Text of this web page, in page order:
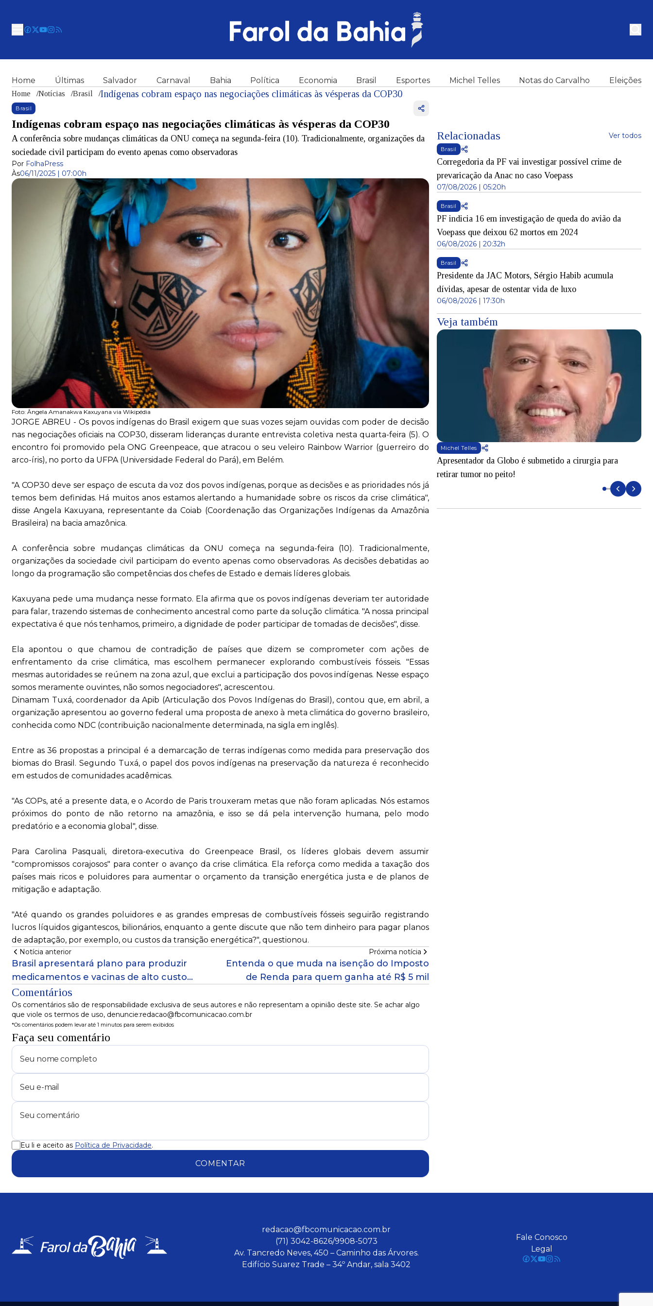
Home Últimas Salvador Carnaval Bahia Política Economia Brasil Esportes Michel Telles Notas do Carvalho Eleições
Home /Notícias /Brasil /Indígenas cobram espaço nas negociações climáticas às vésperas da COP30
Brasil
Indígenas cobram espaço nas negociações climáticas às vésperas da COP30
A conferência sobre mudanças climáticas da ONU começa na segunda-feira (10). Tradicionalmente, organizações da
sociedade civil participam do evento apenas como observadoras
Por FolhaPress
Às06/11/2025 | 07:00h
Foto: Ângela Amanakwa Kaxuyana via Wikipédia
JORGE ABREU - Os povos indígenas do Brasil exigem que suas vozes sejam ouvidas com poder de decisão
nas negociações oficiais na COP30, disseram lideranças durante entrevista coletiva nesta quarta-feira (5). O
encontro foi promovido pela ONG Greenpeace, que atracou o seu veleiro Rainbow Warrior (guerreiro do
arco-íris), no porto da UFPA (Universidade Federal do Pará), em Belém.
"A COP30 deve ser espaço de escuta da voz dos povos indígenas, porque as decisões e as prioridades nós já
temos bem definidas. Há muitos anos estamos alertando a humanidade sobre os riscos da crise climática",
disse Angela Kaxuyana, representante da Coiab (Coordenação das Organizações Indígenas da Amazônia
Brasileira) na bacia amazônica.
A conferência sobre mudanças climáticas da ONU começa na segunda-feira (10). Tradicionalmente,
organizações da sociedade civil participam do evento apenas como observadoras. As decisões debatidas ao
longo da programação são competências dos chefes de Estado e demais líderes globais.
Kaxuyana pede uma mudança nesse formato. Ela afirma que os povos indígenas deveriam ter autoridade
para falar, trazendo sistemas de conhecimento ancestral como parte da solução climática. "A nossa principal
expectativa é que nós tenhamos, primeiro, a dignidade de poder participar de tomadas de decisões", disse.
Ela apontou o que chamou de contradição de países que dizem se comprometer com ações de
enfrentamento da crise climática, mas escolhem permanecer explorando combustíveis fósseis. "Essas
mesmas autoridades se reúnem na zona azul, que exclui a participação dos povos indígenas. Nesse espaço
somos meramente ouvintes, não somos negociadores", acrescentou.
Dinamam Tuxá, coordenador da Apib (Articulação dos Povos Indígenas do Brasil), contou que, em abril, a
organização apresentou ao governo federal uma proposta de anexo à meta climática do governo brasileiro,
conhecida como NDC (contribuição nacionalmente determinada, na sigla em inglês).
Entre as 36 propostas a principal é a demarcação de terras indígenas como medida para preservação dos
biomas do Brasil. Segundo Tuxá, o papel dos povos indígenas na preservação da natureza é reconhecido
em estudos de comunidades acadêmicas.
"As COPs, até a presente data, e o Acordo de Paris trouxeram metas que não foram aplicadas. Nós estamos
próximos do ponto de não retorno na amazônia, e isso se dá pela intervenção humana, pelo modo
predatório e a economia global", disse.
Para Carolina Pasquali, diretora-executiva do Greenpeace Brasil, os líderes globais devem assumir
"compromissos corajosos" para conter o avanço da crise climática. Ela reforça como medida a taxação dos
países mais ricos e poluidores para aumentar o orçamento da transição energética justa e de planos de
mitigação e adaptação.
"Até quando os grandes poluidores e as grandes empresas de combustíveis fósseis seguirão registrando
lucros líquidos gigantescos, bilionários, enquanto a gente discute que não tem dinheiro para pagar planos
de adaptação, por exemplo, ou custos da transição energética?", questionou.
Notícia anterior
Brasil apresentará plano para produzir
medicamentos e vacinas de alto custo
contra doenças como diabetes, câncer e
HIV
Próxima notícia
Entenda o que muda na isenção do Imposto
de Renda para quem ganha até R$ 5 mil
Comentários
Os comentários são de responsabilidade exclusiva de seus autores e não representam a opinião deste site. Se achar algo
que viole os termos de uso, denuncie:redacao@fbcomunicacao.com.br
*Os comentários podem levar até 1 minutos para serem exibidos
Faça seu comentário
Eu li e aceito as Política de Privacidade.
COMENTAR
Relacionadas Ver todos
Brasil
Corregedoria da PF vai investigar possível crime de
prevaricação da Anac no caso Voepass
07/08/2026 | 05:20h
Brasil
PF indicia 16 em investigação de queda do avião da
Voepass que deixou 62 mortos em 2024
06/08/2026 | 20:32h
Brasil
Presidente da JAC Motors, Sérgio Habib acumula
dívidas, apesar de ostentar vida de luxo
06/08/2026 | 17:30h
Veja também
Michel Telles
Apresentador da Globo é submetido a cirurgia para
retirar tumor no peito!
redacao@fbcomunicacao.com.br
(71) 3042-8626/9908-5073
Av. Tancredo Neves, 450 – Caminho das Árvores.
Edifício Suarez Trade – 34º Andar, sala 3402
Fale Conosco
Legal